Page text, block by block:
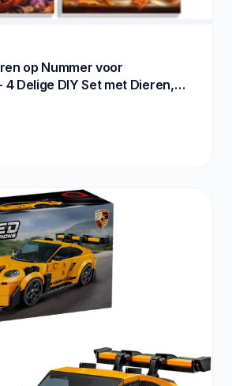
op Nummer voor
Delige DIY Set met Dieren,
voor Creatieve Hobby's